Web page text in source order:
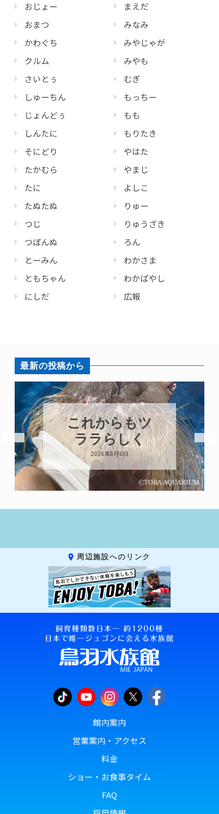
おじょー
おまつ
かわぐち
クルム
さいとぅ
しゅーちん
じょんどぅ
しんたに
そにどり
たかむら
たに
たぬたぬ
つじ
つぼんぬ
とーみん
ともちゃん
にしだ
まえだ
みなみ
みやじゃが
みやも
むぎ
もっちー
もも
もりたき
やはた
やまじ
よしこ
りゅー
りゅうざき
ろん
わかさま
わかばやし
広報
最新の投稿から
これからもツ
ララらしく
2026年8月6日
周辺施設へのリンク
館内案内
営業案内・アクセス
料金
ショー・お食事タイム
FAQ